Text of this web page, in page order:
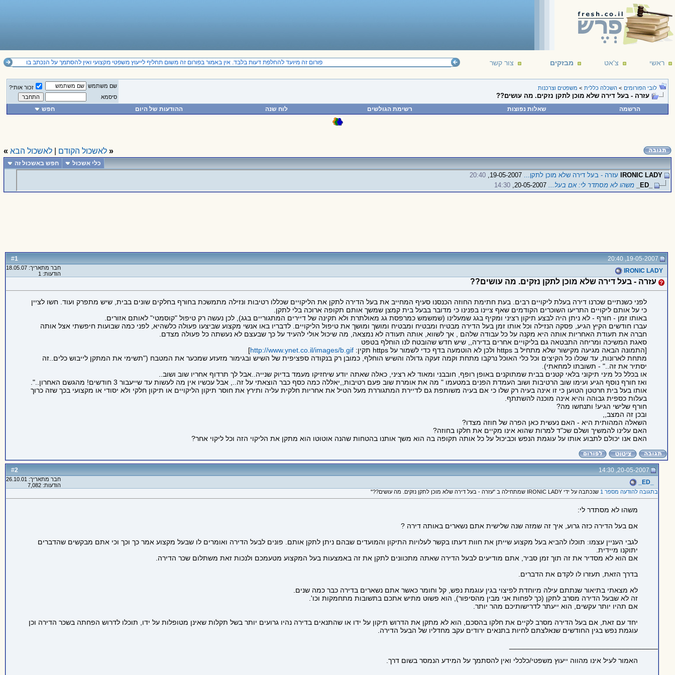
ראשי צ'אט מבזקים צור קשר פורום זה מיועד להחלפת דעות בלבד. אין באמור בפורום זה משום תחליף לייעוץ משפטי מקצועי ואין להסתמך על הנכתב בו
לובי הפורומים > השכלה כללית > משפטים וצרכנות
עזרה - בעל דירה שלא מוכן לתקן נזקים. מה עושים??
שם משתמש
זכור אותי?
סיסמא
הרשמה שאלות נפוצות רשימת הגולשים לוח שנה ההודעות של היום חפש
« לאשכול הקודם לאשכול הבא »
כלי אשכול חפש באשכול זה
IRONIC LADY עזרה - בעל דירה שלא מוכן לתקן...
20:40
משהו לא מסתדר לי: אם בעל...20-05-2007,
14:30
#
1
19-05-2007, 20:40
IRONIC LADY
חבר מתאריך: 18.05.07
הודעות: 1
עזרה - בעל דירה שלא מוכן לתקן נזקים. מה עושים??
לפני כשנתיים שכרנו דירה בעלת ליקויים רבים. בעת חתימת החוזה הכנסנו סעיף המחייב את בעל הדירה לתקן את הליקויים שכללו רטיבות ונזילה מתמשכת בחורף בחלקים שונים בבית, שיש מתפרק ועוד. חשו לציין
כי על אותם ליקויים התריעו השוכרים הקודמים שאף ציינו בפנינו כי מדובר בבעל בית קמצן שמשך אותם תקופה ארוכה בלי לתקן.
באותו זמן - חורף - לא ניתן היה לבצע תיקון רציני ומקיף בגג שמעלינו (שמשמש כמרפסת גג מאולתרת ולא תקינה של דיירים המתגוריים בגג), לכן נעשה רק טיפול "קוסמטי" לאותם אזורים.
עברו חודשים הקיץ הגיע, פסקה הנזילה וכל אותו זמן בעל הדירה מבטיח ומבטיח ומבטיח ומושך ומושך את טיפול הליקויים. לדבריו באו אנשי מקצוע שביצעו פעולה כלשהיא, לפני כמה שבועות חיפשתי אצל אותה
חברה את תעודת האחריות אותה היא מקנה על כל עבודה שלהם , אך לשווא, אותה תעודה לא נמצאה, מה שיכול אולי להעיד על כך שבעצם לא נעשתה כל פעולה מצדם.
סאגת המשיכה ומריחה התבטאה גם בליקויים אחרים בדירה,, שיש חדש שהובטח לנו הוחלף בטפט
[התמונה הבאה מגיעה מקישור שלא מתחיל ב https ולכן לא הוטמעה בדף כדי לשמור על https תקין:
http://www.ynet.co.il/images/b.gif
]
מתחת לארונות, עד שכלו כל הקיצים וכל כלי האוכל נרקבו מתחת וקמה זעקה גדולה והשיש הוחלף, כמובן רק בנקודה ספציפית של השיש ובגימור מזעזע שמכער את המטבח ("תשימי את המתקן לייבוש כלים..זה
יסתיר את זה.." - תשובתו למחאתי).
או בכלל כל מיני תיקוני בלאי קטנים בבית שמתוקנים באופן רופף, חובבני ומאוד לא רציני, כאלה שאתה יודע שיחזיקו מעמד בדיוק שנייה..אבל לך תרדוף אחריו שוב ושוב..
ואז חורף נוסף הגיע ועימו שוב הרטיבות ושוב העמדת הפנים במטעמו " מה את אומרת שוב פעם רטיבות,,יאללה כמה כסף כבר הוצאתי על זה.., אבל עכשיו אין מה לעשות עד שייעבור 3 חודשים! מהגשם האחרון..".
אותו בעל בית חרטטן הטוען כי זו אינה בעיה רק שלו כי אם בעיה משותפת גם לדיירת המתגוררת מעל הטיל את אחריות חלקית עליה ותירץ את חוסר תיקון הליקויים או תיקון חלקי ולא יסודי או מקצועי בכך שזה כרוך
בעלות כספית גבוהה והיא אינה מוכנה להשתתף.
חורף שלישי הגיע! ותנחשו מה?
ובכן זה המצב,,
השאלה המהותית היא - האם נעשית כאן הפרה של חוזה מצדו?
האם עלינו להמשיך ושלם שכ"ד למרות שהוא אינו מקיים את חלקו בחוזה?
האם אנו יכולם לתבוע אותו על עוגמת הנפש וכביכול על כל אותה תקופה בה הוא משך אותנו בהטחות שהנה אוטוטו הוא מתקן את הליקוי הזה וכל ליקוי אחר?
#
2
20-05-2007, 14:30
חבר מתאריך: 26.10.01
הודעות: 7,082
בתגובה להודעה מספר 1
שנכתבה על ידי IRONIC LADY שמתחילה ב "עזרה - בעל דירה שלא מוכן לתקן נזקים. מה עושים??"
משהו לא מסתדר לי:
אם בעל הדירה כזה גרוע, איך זה שמזה שנה שלישית אתם נשארים באותה דירה ?
לגבי העניין עצמו: תוכלו להביא בעל מקצוע שייתן את חוות דעתו בקשר לעלויות התיקון והמועדים שבהם ניתן לתקן אותם. פונים לבעל הדירה ואומרים לו שבעל מקצוע אמר כך וכך וכי אתם מבקשים שהדברים
יתוקנו מיידית.
אם הוא לא מסדיר את זה תוך זמן סביר, אתם מודיעים לבעל הדירה שאתה מתכוונים לתקן את זה באמצעות בעל המקצוע מטעמכם ולנכות זאת משתלום שכר הדירה.
בדרך הזאת, תעזרו לו לקדם את הדברים.
לא מצאתי בתיאור שנתתם עילה מיוחדת לפיצוי בגין עוגמת נפש, קל וחומר כאשר אתם נשארים בדירה כבר כמה שנים.
זה לא שבעל הדירה מסרב לתקן (כך לפחות אני מבין מהסיפור), הוא פשוט מתיש אתכם בתשובות מתחמקות וכו'.
אם תהיו יותר עקשים, הוא ייעתר לדרישותיכם מהר יותר.
יחד עם זאת, אם בעל הדירה מסרב לקיים את חלקו בהסכם, הוא לא מתקן את הדרוש תיקון על ידו או שהתנאים בדירה נהיו גרועים יותר בשל תקלות שאינן מטופלות על ידו, תוכלו לדרוש הפחתה בשכר הדירה וכן
עוגמת נפש בגין החודשים שנאלצתם לחיות בתנאים ירודים עקב מחדליו של הבעל הדירה.
האמור לעיל אינו מהווה ייעוץ משפטי/כלכלי ואין להסתמך על המידע הנמסר בשום דרך.